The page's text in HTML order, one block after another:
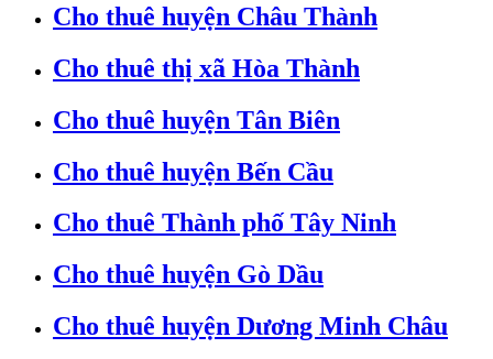
Cho thuê huyện Châu Thành
Cho thuê thị xã Hòa Thành
Cho thuê huyện Tân Biên
Cho thuê huyện Bến Cầu
Cho thuê Thành phố Tây Ninh
Cho thuê huyện Gò Dầu
Cho thuê huyện Dương Minh Châu